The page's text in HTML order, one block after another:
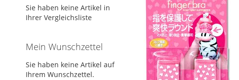
Sie haben keine Artikel in
Ihrer Vergleichsliste
Mein Wunschzettel
Sie haben keine Artikel auf
Ihrem Wunschzettel.